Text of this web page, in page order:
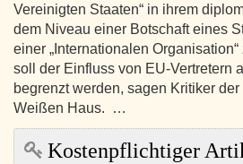
Vereinigten Staaten“ in ihrem
dem Niveau einer Botschaft eines
einer „Internationalen
soll der Einfluss von EU-Vertretern
begrenzt werden, sagen Kritiker
Weißen Haus. …
Kostenpflichtiger